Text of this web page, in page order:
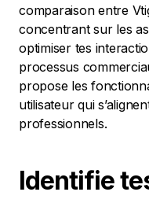
comparaison entre
concentrant sur les
optimiser tes
processus
propose les
utilisateur qui
professionnels.
Identifie